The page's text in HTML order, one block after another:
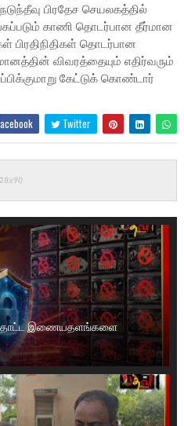
பிரதேச செயலகத்தில்
காணி தொடர்பான தீர்மான
பிரதிநிதிகள் தொடர்பான
விவரத்தையும் எதிர்வரும்
கேட்டுக் கொண்டார்
Twitter
இணையதளங்களை